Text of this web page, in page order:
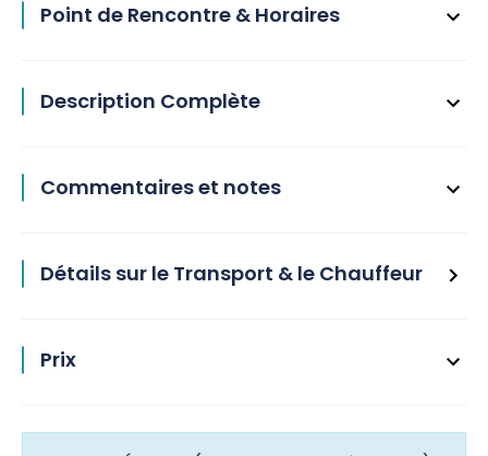
Point de Rencontre & Horaires
Description Complète
Commentaires et notes
Détails sur le Transport & le Chauffeur
Prix